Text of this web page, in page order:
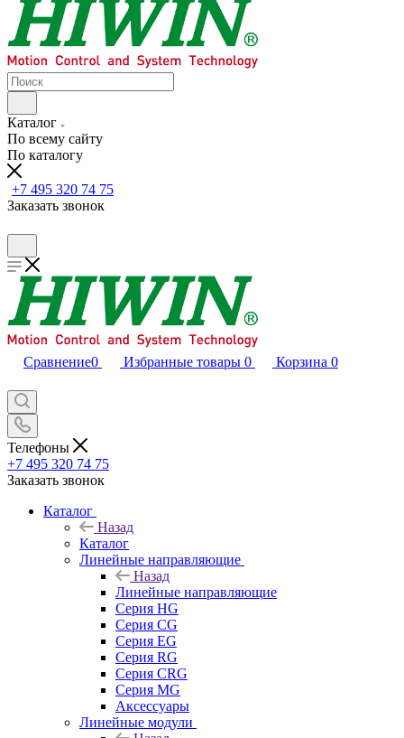
Каталог
По всему сайту
По каталогу
+7 495 320 74 75
Заказать звонок
Сравнение0 Избранные товары 0 Корзина 0
Телефоны
+7 495 320 74 75
Заказать звонок
Каталог
Назад
Каталог
Линейные направляющие
Назад
Линейные направляющие
Серия HG
Серия CG
Серия EG
Серия RG
Серия CRG
Серия MG
Аксессуары
Линейные модули